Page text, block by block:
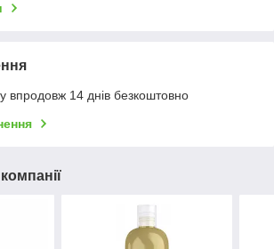
впродовж 14 днів безкоштовно